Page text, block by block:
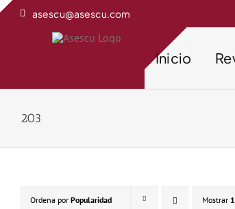
Saltar
asescu@asescu.com
Inicio
203
Ordena por Popularidad Mostrar